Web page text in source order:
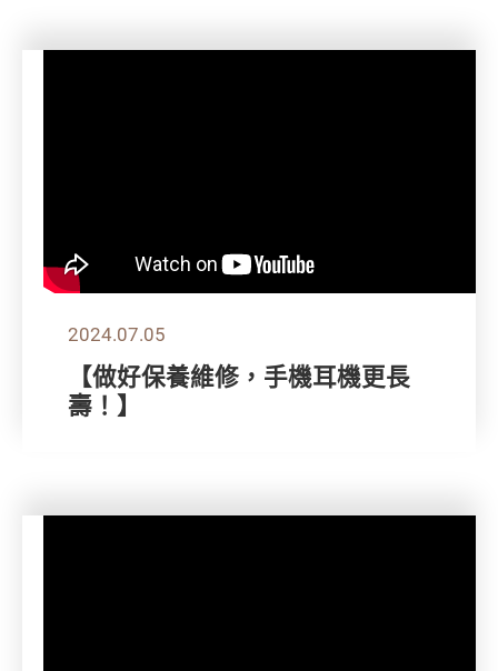
2024.07.05
【做好保養維修，手機耳機更長
壽！】